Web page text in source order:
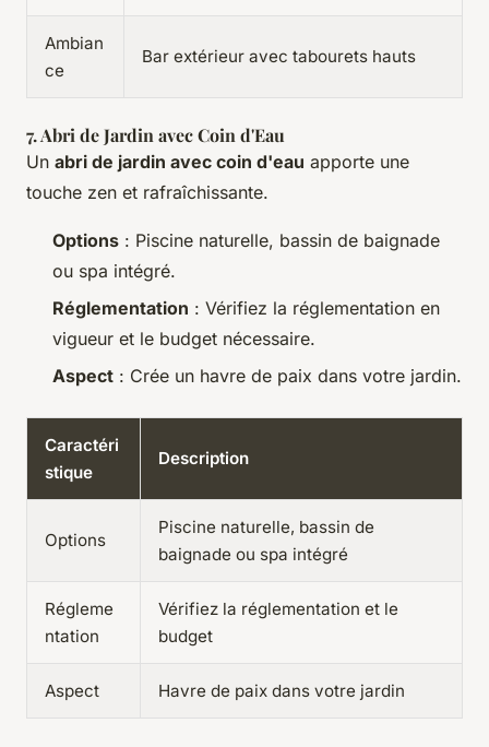
Ambian
ce
Bar extérieur avec tabourets hauts
7. Abri de Jardin avec Coin d'Eau
Un abri de jardin avec coin d'eau apporte une
touche zen et rafraîchissante.
Options : Piscine naturelle, bassin de baignade
ou spa intégré.
Réglementation : Vérifiez la réglementation en
vigueur et le budget nécessaire.
Aspect : Crée un havre de paix dans votre jardin.
Caractéri
stique
Description
Options
Piscine naturelle, bassin de
baignade ou spa intégré
Régleme
ntation
Vérifiez la réglementation et le
budget
Aspect Havre de paix dans votre jardin